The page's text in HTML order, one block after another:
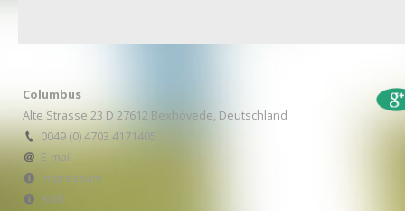
17-08-2023
Projekt Korea
29-06-2023
Columbus
Alte Strasse 23 D 27612 Bexhövede, Deutschland
0049 (0) 4703 4171405
E-mail
Impressum
AGB